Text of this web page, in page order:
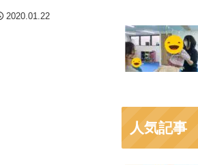
2020.01.22
人気記事